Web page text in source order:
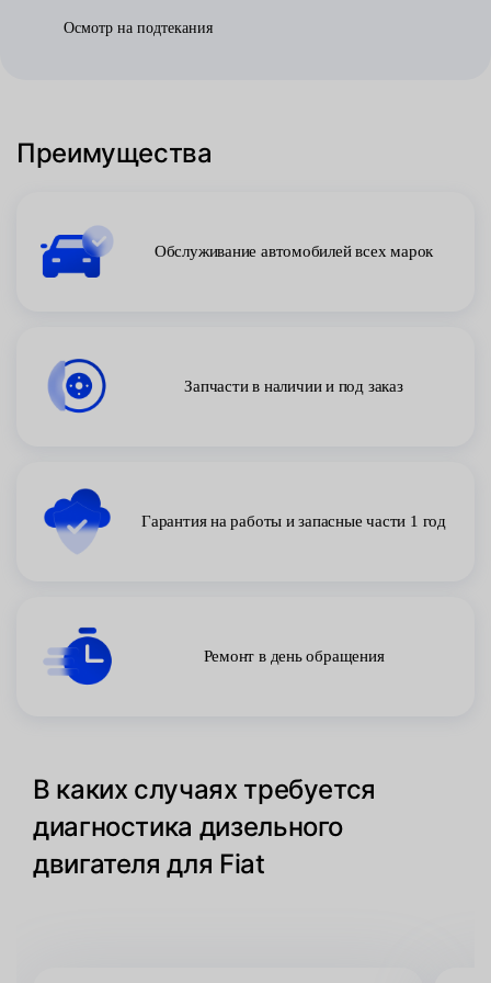
Осмотр на подтекания
Преимущества
Обслуживание автомобилей всех марок
Запчасти в наличии и под заказ
Гарантия на работы и запасные части 1 год
Ремонт в день обращения
В каких случаях требуется
диагностика дизельного
двигателя для Fiat